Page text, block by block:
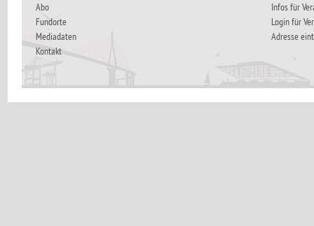
Abo
Fundorte
Mediadaten
Kontakt
Infos für
Login für
Adresse